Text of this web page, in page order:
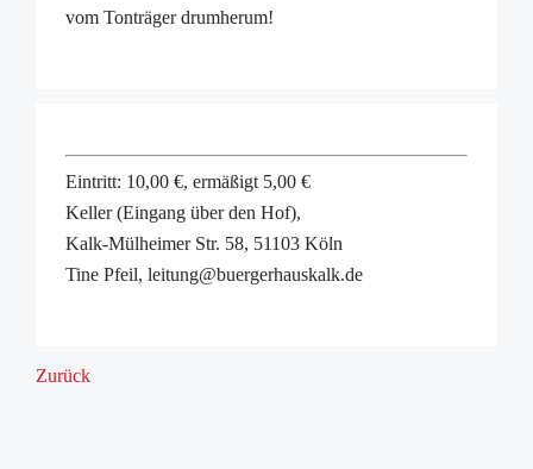
vom Tonträger drumherum!
Eintritt: 10,00 €, ermäßigt 5,00 €
Keller (Eingang über den Hof),
Kalk-Mülheimer Str. 58, 51103 Köln
Tine Pfeil, leitung@buergerhauskalk.de
Zurück